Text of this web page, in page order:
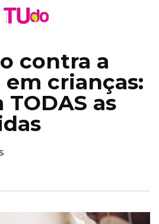
contra a
em crianças:
as